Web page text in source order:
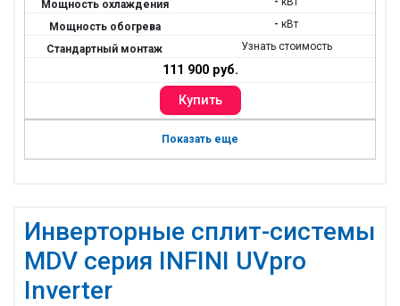
- кВт
Узнать стоимость
111 900 руб.
Показать еще
Инверторные сплит-системы
MDV серия INFINI UVpro
Inverter